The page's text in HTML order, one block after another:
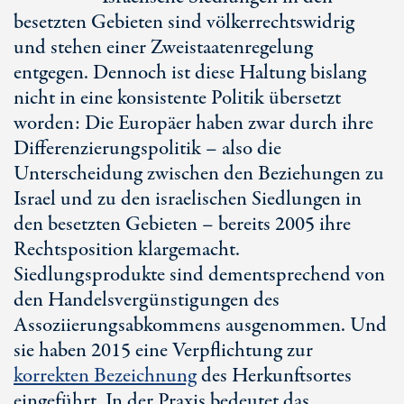
besetzten Gebieten sind völkerrechtswidrig
und stehen einer Zweistaatenregelung
entgegen. Dennoch ist diese Haltung bislang
nicht in eine konsistente Politik übersetzt
worden: Die Europäer haben zwar durch ihre
Differenzierungspolitik – also die
Unterscheidung zwischen den Beziehungen zu
Israel und zu den israelischen Siedlungen in
den besetzten Gebieten – bereits 2005 ihre
Rechtsposition klargemacht.
Siedlungsprodukte sind dementsprechend von
den Handelsvergünstigungen des
Assoziierungsabkommens ausgenommen. Und
sie haben 2015 eine Verpflichtung zur
korrekten Bezeichnungdes Herkunftsortes